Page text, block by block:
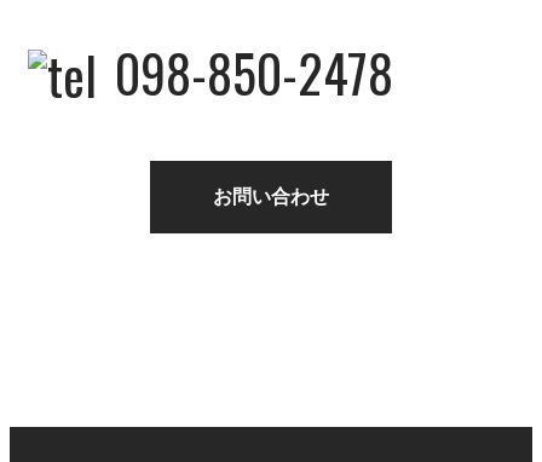
098-850-2478
お問い合わせ